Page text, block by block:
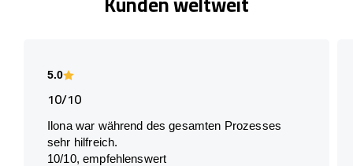
5.0
10/10
Ilona war während des gesamten Prozesses
sehr hilfreich.
10/10, empfehlenswert